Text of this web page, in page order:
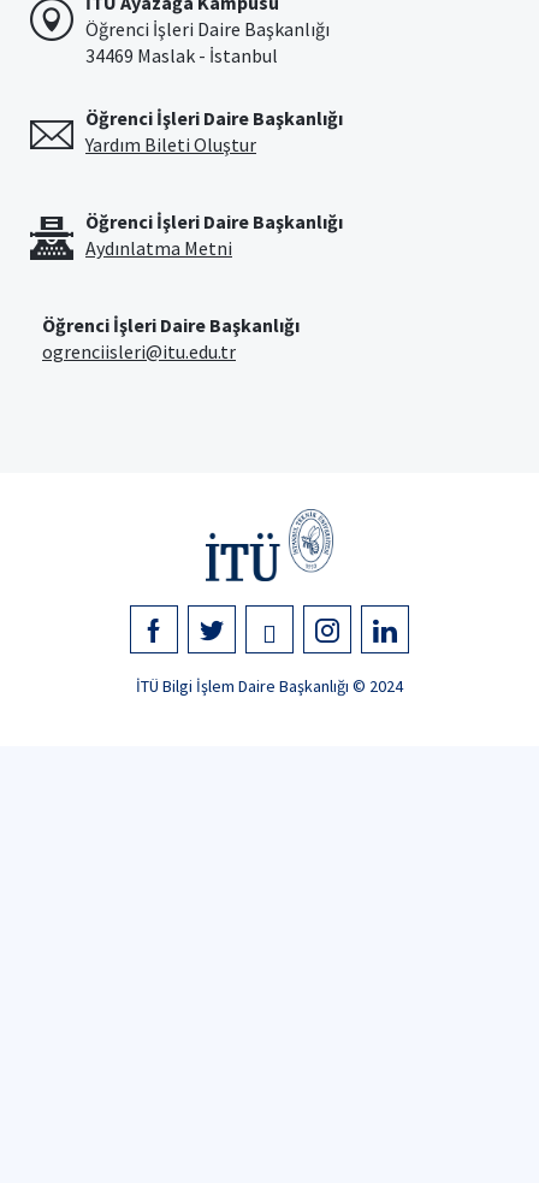
Öğrenci İşleri Daire Başkanlığı
34469 Maslak - İstanbul
Öğrenci İşleri Daire Başkanlığı
Yardım Bileti Oluştur
Öğrenci İşleri Daire Başkanlığı
Aydınlatma Metni
Öğrenci İşleri Daire Başkanlığı
ogrenciisleri@itu.edu.tr
İTÜ Bilgi İşlem Daire Başkanlığı © 2024